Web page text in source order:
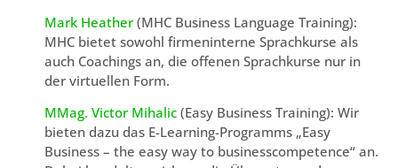
Mark Heather (MHC Business Language Training):
MHC bietet sowohl firmeninterne Sprachkurse als
auch Coachings an, die offenen Sprachkurse nur in
der virtuellen Form.
MMag. Victor Mihalic (Easy Business Training): Wir
bieten dazu das E-Learning-Programms „Easy
Business – the easy way to businesscompetence“ an.